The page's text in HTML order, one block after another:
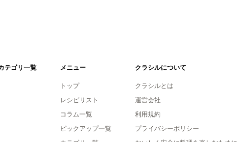
テゴリ一覧 メニュー
トップ
レシピリスト
コラム一覧
ピックアップ一覧
クラシルについて
クラシルとは
運営会社
利用規約
プライバシーポリシー